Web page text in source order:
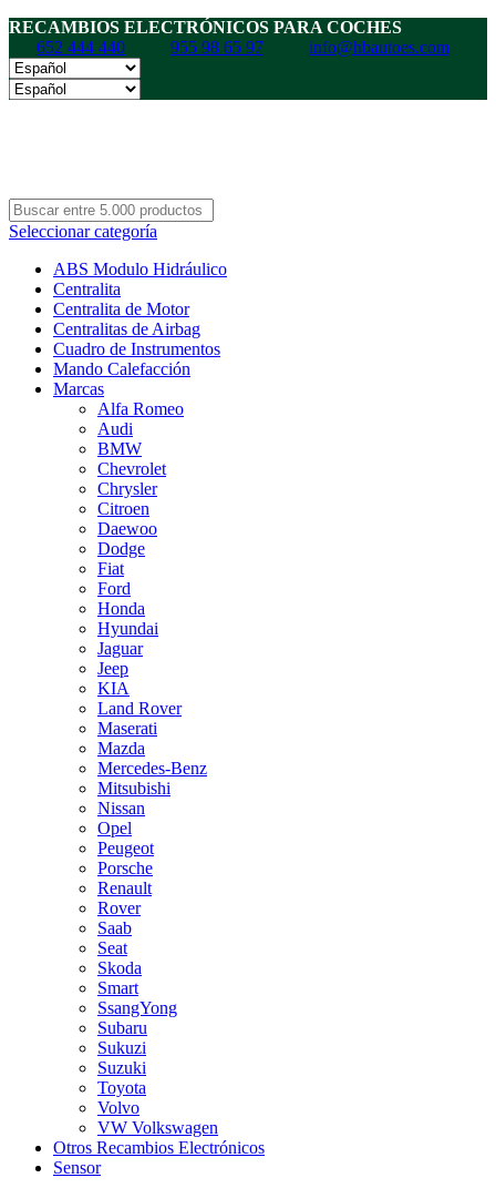
RECAMBIOS ELECTRÓNICOS PARA COCHES
652 444 440
955 98 65 97 info@hbautoes.com
Seleccionar categoría
ABS Modulo Hidráulico
Centralita
Centralita de Motor
Centralitas de Airbag
Cuadro de Instrumentos
Mando Calefacción
Marcas
Alfa Romeo
Audi
BMW
Chevrolet
Chrysler
Citroen
Daewoo
Dodge
Fiat
Ford
Honda
Hyundai
Jaguar
Jeep
KIA
Land Rover
Maserati
Mazda
Mercedes-Benz
Mitsubishi
Nissan
Opel
Peugeot
Porsche
Renault
Rover
Saab
Seat
Skoda
Smart
SsangYong
Subaru
Sukuzi
Suzuki
Toyota
Volvo
VW Volkswagen
Otros Recambios Electrónicos
Sensor